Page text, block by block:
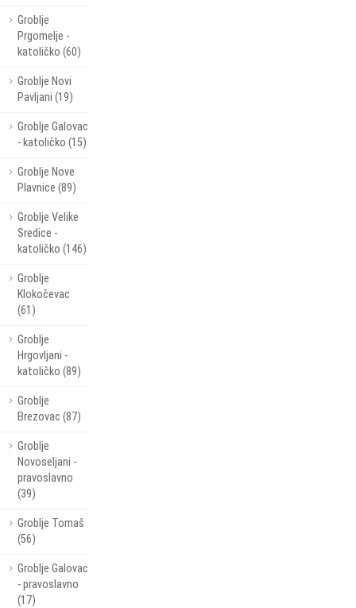
Groblje
Prgomelje -
katoličko (60)
Groblje Novi
Pavljani (19)
Groblje Galovac
- katoličko (15)
Groblje Nove
Plavnice (89)
Groblje Velike
Sredice -
katoličko (146)
Groblje
Klokočevac
(61)
Groblje
Hrgovljani -
katoličko (89)
Groblje
Brezovac (87)
Groblje
Novoseljani -
pravoslavno
(39)
Groblje Tomaš
(56)
Groblje Galovac
- pravoslavno
(17)